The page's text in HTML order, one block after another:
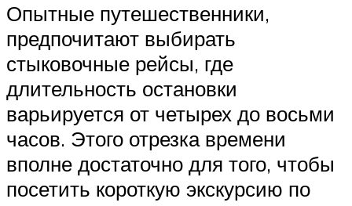
Опытные путешественники,
предпочитают выбирать
стыковочные рейсы, где
длительность остановки
варьируется от четырех до восьми
часов. Этого отрезка времени
вполне достаточно для того, чтобы
посетить короткую экскурсию по